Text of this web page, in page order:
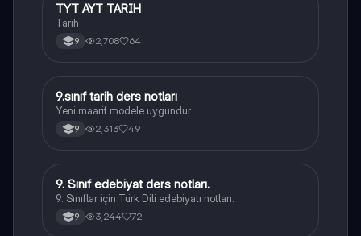
Tarih
TYT AYT TARİH
Tarih
9 2,708 64
Tarih
9.sınıf tarih ders notları
Yeni maarif modele uygundur
9 2,313 49
Türk Dili ve Edebiyatı
9. Sınıf edebiyat ders notları.
9. Sınıflar için Türk Dili edebiyatı notları.
9 3,244 72